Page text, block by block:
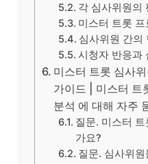
각 심사위원의
미스터 트롯
심사위원 간의
시청자 반응과
미스터 트롯 심사
가이드 | 미스터 트
분석 에 대해 자주
질문. 미스터
가요?
질문. 심사위